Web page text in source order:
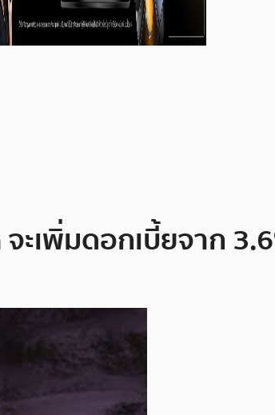
เพิ่มดอกเบี้ยจาก